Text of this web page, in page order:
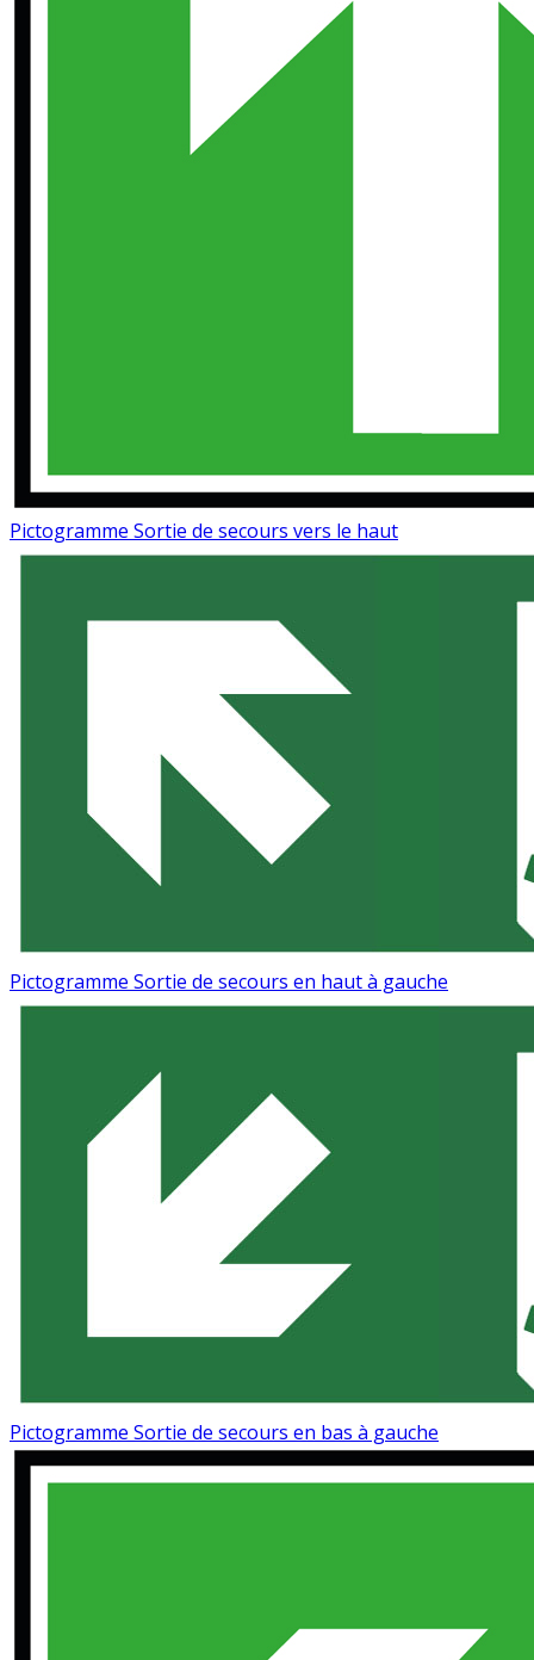
Pictogramme Sortie de secours vers le haut
Pictogramme Sortie de secours en haut à gauche
Pictogramme Sortie de secours en bas à gauche